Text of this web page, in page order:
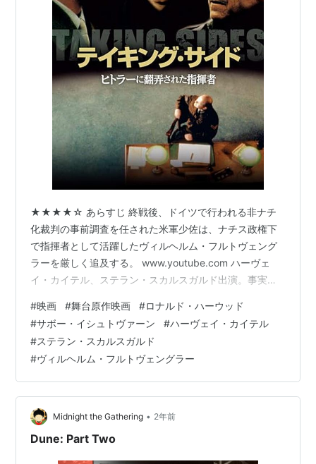
★★★★☆ あらすじ 終戦後、ドイツで行われる非ナチ
化裁判の事前調査を任された米軍少佐は、ナチス政権下
で指揮者として活躍したヴィルヘルム・フルトヴェング
ラーを厳しく追及する。 www.youtube.com ハーヴェ
イ・カイテル、ステラン・スカルスガルド出演。事実を
ルトヴェングラー - Wikipedia 感想 戦争中のナチスの行
為に義憤を募らせる米軍少佐が主人公だ。ナチス政権下
で活躍した指揮者ヴィルヘルム・フルトヴェングラーの
責任を厳しく追及する。 ベートーヴェン : 交響曲第3番
「英雄」 / ヴィルヘルム・フルトヴェングラー、ウィー
ン・…
#映画 #舞台原作映画 #ロナルド・ハーウッド
#サボー・イシュトヴァーン #ハーヴェイ・カイテル
#ステラン・スカルスガルド
#ヴィルヘルム・フルトヴェングラー
Midnight the Gathering • 2年前
Dune: Part Two